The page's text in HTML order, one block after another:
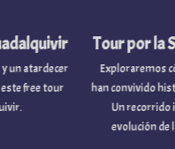
Tour por la Sevilla de
Exploraremos cómo
han convivido históricamente
Un recorrido
evolución de la ciudad a